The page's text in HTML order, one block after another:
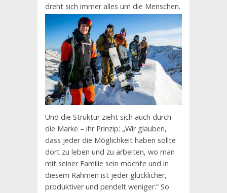
dreht sich immer alles um die Menschen.
Und die Struktur zieht sich auch durch
die Marke – ihr Prinzip: „Wir glauben,
dass jeder die Möglichkeit haben sollte
dort zu leben und zu arbeiten, wo man
mit seiner Familie sein möchte und in
diesem Rahmen ist jeder glücklicher,
produktiver und pendelt weniger.“ So